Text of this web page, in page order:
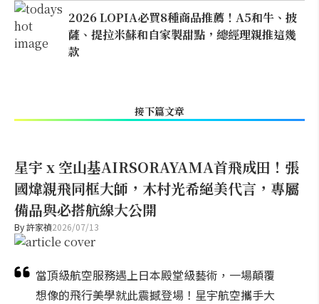
2026 LOPIA必買8種商品推薦！A5和牛、披
薩、提拉米蘇和自家製甜點，總經理親推這幾
款
接下篇文章
星宇 x 空山基AIRSORAYAMA首飛成田！張
國煒親飛同框大師，木村光希絕美代言，專屬
備品與必搭航線大公開
By許家禎2026/07/13
當頂級航空服務遇上日本殿堂級藝術，一場顛覆
想像的飛行美學就此震撼登場！星宇航空攜手大